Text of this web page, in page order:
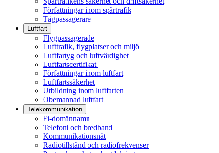
Författningar inom spårtrafik
Tågpassagerare
Luftfart
Flygpassagerade
Lufttrafik, flygplatser och miljö
Luftfartyg och luftvärdighet
Luftfartscertifikat
Författningar inom luftfart
Luftfartssäkerhet
Utbildning inom luftfarten
Obemannad luftfart
Telekommunikation
Fi-domännamn
Telefoni och bredband
Kommunikationsnät
Radiotillstånd och radiofrekvenser